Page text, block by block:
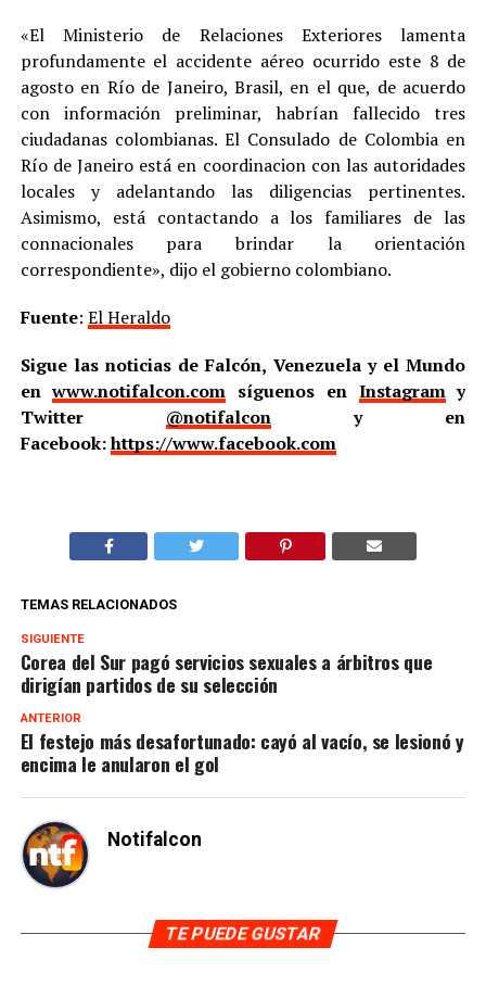
«El Ministerio de Relaciones Exteriores lamenta
profundamente el accidente aéreo ocurrido este 8 de
agosto en Río de Janeiro, Brasil, en el que, de acuerdo
con información preliminar, habrían fallecido tres
ciudadanas colombianas. El Consulado de Colombia en
Río de Janeiro está en coordinacion con las autoridades
locales y adelantando las diligencias pertinentes.
Asimismo, está contactando a los familiares de las
connacionales para brindar la orientación
correspondiente», dijo el gobierno colombiano.
Fuente: El Heraldo
Sigue las noticias de Falcón, Venezuela y el Mundo
enwww.notifalcon.com síguenos en Instagramy
Twitter @notifalcony en
Facebook:https://www.facebook.com
TEMAS RELACIONADOS
SIGUIENTE
Corea del Sur pagó servicios sexuales a árbitros que
dirigían partidos de su selección
ANTERIOR
El festejo más desafortunado: cayó al vacío, se lesionó y
encima le anularon el gol
Notifalcon
TE PUEDE GUSTAR